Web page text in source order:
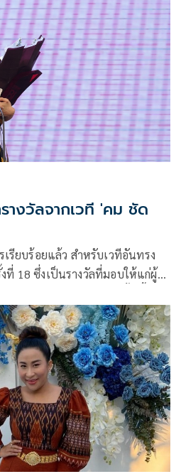
างวัลจากเวที 'คม ชัด
เรียบร้อยแล้ว สำหรับเวทีอันทรง
ที่ 18 ซึ่งเป็นรางวัลที่มอบให้แก่ผู้ที่